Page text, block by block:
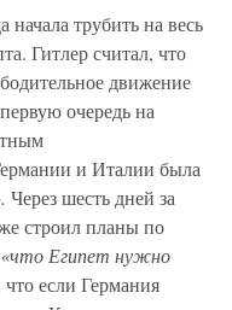
трубить на весь
Гитлер считал, что
движение
очередь на
и Италии была
Через шесть дней за
строил планы по
«что Египет нужно
если Германия